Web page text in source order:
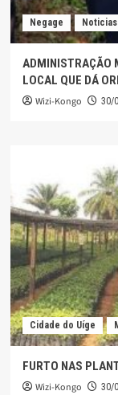
Negage
ADMINISTRAÇÃO
LOCAL QUE DÁ
Wizi-Kongo 30/
Cidade do Uíge
FURTO NAS
Wizi-Kongo 30/